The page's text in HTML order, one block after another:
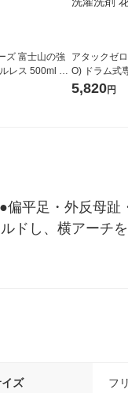
ズ 富士山の強
レス 500ml 1
アタックゼ
O) ドラム式
ガジャンボ
（2個入) 洗
5,820円
偏平足・外反母
ドし、横アーチ
ズ フ